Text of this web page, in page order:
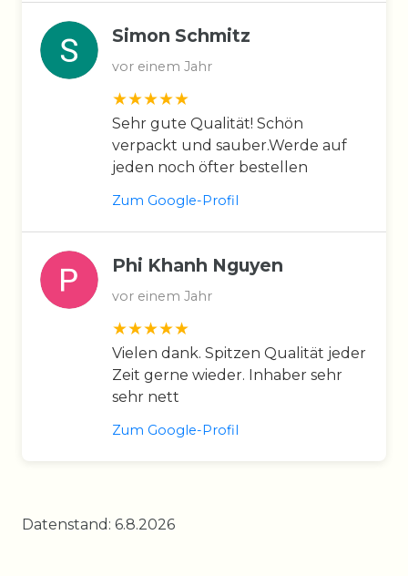
Simon Schmitz
vor einem Jahr
Sehr gute Qualität! Schön
verpackt und sauber.Werde auf
jeden noch öfter bestellen
Zum Google-Profil
Phi Khanh Nguyen
vor einem Jahr
Vielen dank. Spitzen Qualität jeder
Zeit gerne wieder. Inhaber sehr
sehr nett
Zum Google-Profil
Datenstand: 6.8.2026